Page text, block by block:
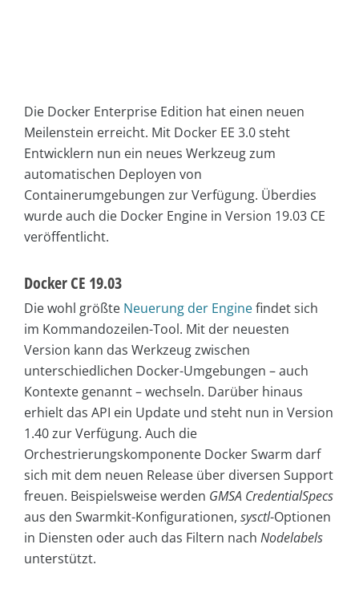
Die Docker Enterprise Edition hat einen neuen
Meilenstein erreicht. Mit Docker EE 3.0 steht
Entwicklern nun ein neues Werkzeug zum
automatischen Deployen von
Containerumgebungen zur Verfügung. Überdies
wurde auch die Docker Engine in Version 19.03 CE
veröffentlicht.
Docker CE 19.03
Die wohl größte Neuerung der Enginefindet sich
im Kommandozeilen-Tool. Mit der neuesten
Version kann das Werkzeug zwischen
unterschiedlichen Docker-Umgebungen – auch
Kontexte genannt – wechseln. Darüber hinaus
erhielt das API ein Update und steht nun in Version
1.40 zur Verfügung. Auch die
Orchestrierungskomponente Docker Swarm darf
sich mit dem neuen Release über diversen Support
freuen. Beispielsweise werden GMSA CredentialSpecs
aus den Swarmkit-Konfigurationen, sysctl-Optionen
in Diensten oder auch das Filtern nach Nodelabels
unterstützt.